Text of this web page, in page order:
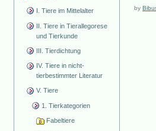
I. Tiere im Mittelalter
II. Tiere in Tierallegorese
und Tierkunde
III. Tierdichtung
IV. Tiere in nicht-
tierbestimmter Literatur
V. Tiere
1. Tierkategorien
Fabeltiere
by